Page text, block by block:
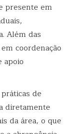
presente em
Além das
coordenação
apoio
de
diretamente
da área, o que